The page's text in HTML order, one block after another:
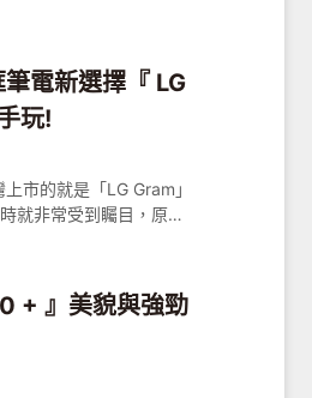
電新選擇『 LG
玩!
市的就是「LG Gram」
就非常受到矚目，原因
+ 』美貌與強勁